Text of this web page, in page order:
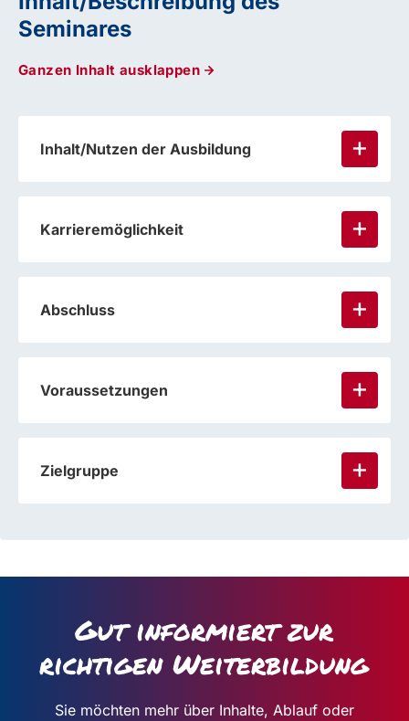
Seminares
Ganzen Inhalt ausklappen
Inhalt/Nutzen der Ausbildung
Karrieremöglichkeit
Abschluss
Voraussetzungen
Zielgruppe
Gut informiert zur
richtigen Weiterbildung
Sie möchten mehr über Inhalte, Ablauf oder